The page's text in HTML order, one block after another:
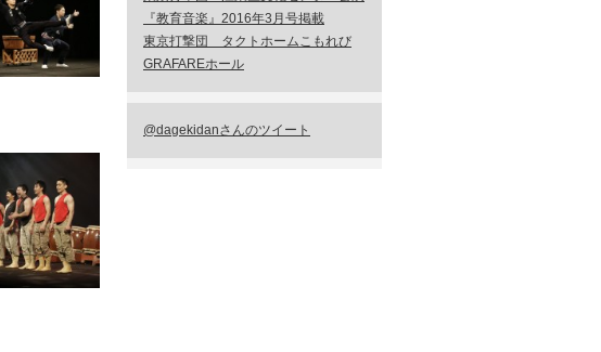
『教育音楽』2016年3月号掲載
東京打撃団 タクトホームこもれび
GRAFAREホール
@dagekidanさんのツイート